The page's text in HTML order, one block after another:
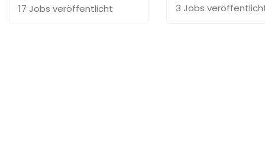
17 Jobs veröffentlicht 3 Jobs